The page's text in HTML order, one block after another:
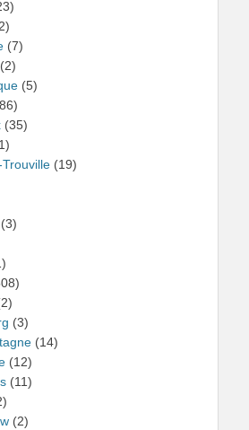
(7)
(2)
(5)
(35)
(19)
(3)
(3)
(14)
(12)
(11)
(2)